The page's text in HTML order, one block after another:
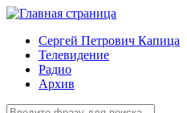
Сергей Петрович Капица
Телевидение
Радио
Архив